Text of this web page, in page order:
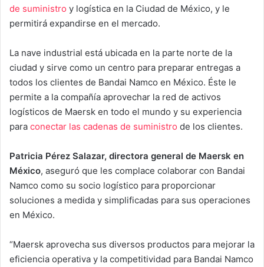
de suministro y logística en la Ciudad de México, y le
permitirá expandirse en el mercado.
La nave industrial está ubicada en la parte norte de la
ciudad y sirve como un centro para preparar entregas a
todos los clientes de Bandai Namco en México. Éste le
permite a la compañía aprovechar la red de activos
logísticos de Maersk en todo el mundo y su experiencia
para conectar las cadenas de suministro de los clientes.
Patricia Pérez Salazar, directora general de Maersk en
México, aseguró que les complace colaborar con Bandai
Namco como su socio logístico para proporcionar
soluciones a medida y simplificadas para sus operaciones
en México.
“Maersk aprovecha sus diversos productos para mejorar la
eficiencia operativa y la competitividad para Bandai Namco